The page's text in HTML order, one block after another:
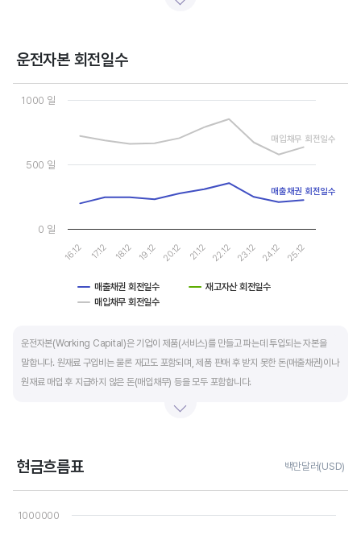
운전자본 회전일수
Chart
Line chart with 3 lines.
The chart has 1 X axis displaying categories.
The chart has 2 Y axes displaying values, and values.
매출채권 회전일수
재고자산 회전일수
매입채무 회전일수
16.12 17.12 18.12 19.12 20.12 21.12 22.12 23.12 24.12 25.12
0 일
500 일
1000 일
매출채권 회전일수
매입채무 회전일수
운전자본(Working Capital)은 기업이 제품(서비스)를 만들고 파는데 투입되는 자본을
말합니다. 원재료 구입비는 물론 재고도 포함되며, 제품 판매 후 받지 못한 돈(매출채권)이나
원재료 매입 후 지급하지 않은 돈(매입채무) 등을 모두 포함합니다.
높습니다. 따라서 운전자본 규모 보다는 현금이 잘 돌고 있는지를 확인할 수 있는 운전자본
운전자본 회전일수는 낮을 수록 좋습니다. 운전자본 회전일수가 낮으면 회사의 현금 회전이
현금흐름표 백만달러(USD)
Chart
View as data table, Chart
1000000